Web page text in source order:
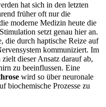
hat sich in den letzten
früher oft nur die
moderne Medizin heute die
setzt genau hier an.
die durch haptische Reize auf
kommuniziert. Im
dieser Ansatz darauf ab,
zu beeinflussen. Eine
wird so über neuronale
biochemische Prozesse zu